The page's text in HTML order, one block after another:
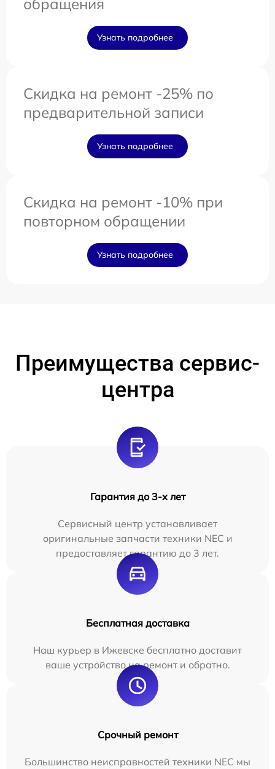
обращения
Узнать подробнее
Скидка на ремонт -25% по
предварительной записи
Узнать подробнее
Скидка на ремонт -10% при
повторном обращении
Узнать подробнее
Преимущества сервис-
центра
Гарантия до 3-х лет
Сервисный центр устанавливает
оригинальные запчасти техники NEC и
предоставляет гарантию до 3 лет.
Бесплатная доставка
Наш курьер в Ижевске бесплатно доставит
ваше устройство на ремонт и обратно.
Срочный ремонт
Большинство неисправностей техники NEC мы